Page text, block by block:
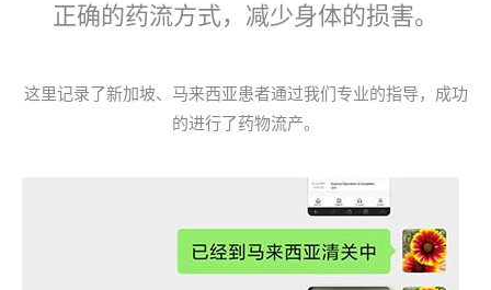
正确的药流方式，减少身体的损害。
这里记录了新加坡、马来西亚患者通过我们专业的指导，成功
的进行了药物流产。